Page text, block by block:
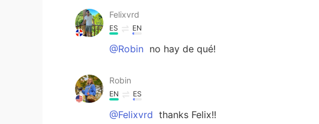
Felixvrd
ES EN
@Robin no hay de qué!
Robin
EN ES
@Felixvrd thanks Felix!!